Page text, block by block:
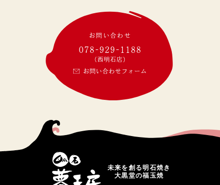
お問い合わせ
078-929-1188
(西明石店)
お問い合わせフォーム
未来を創る明石焼き
大黒堂の福玉焼